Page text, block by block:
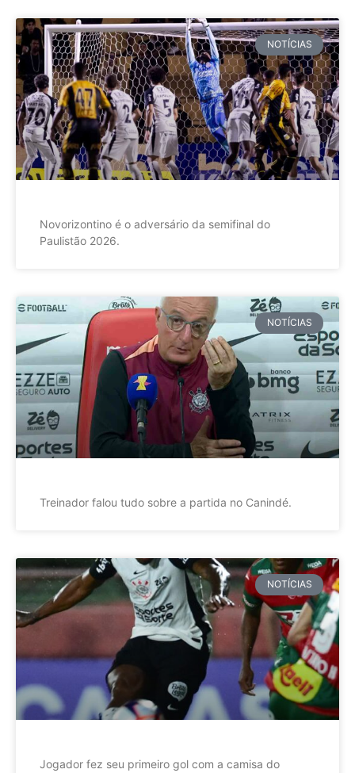
NOTÍCIAS
Novorizontino é o adversário da semifinal do
Paulistão 2026.
NOTÍCIAS
Treinador falou tudo sobre a partida no Canindé.
NOTÍCIAS
Jogador fez seu primeiro gol com a camisa do